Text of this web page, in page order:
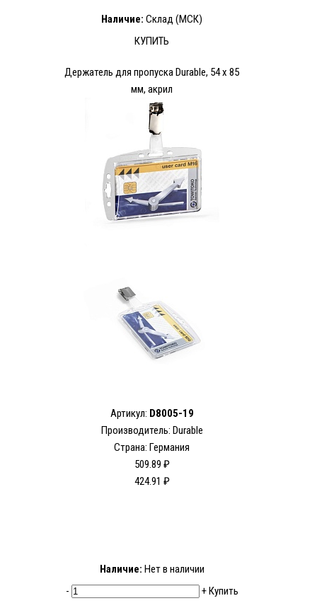
Наличие: Склад (МСК)
КУПИТЬ
Держатель для пропуска Durable, 54 x 85
мм, акрил
Артикул: D8005-19
Производитель: Durable
Страна: Германия
509.89 ₽
424.91 ₽
Наличие: Нет в наличии
-
+Купить